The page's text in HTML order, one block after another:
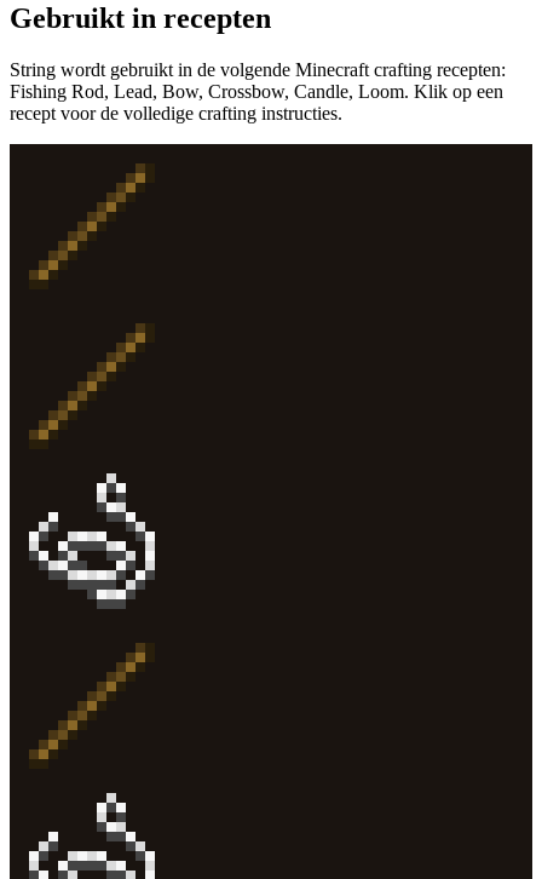
Gebruikt in recepten
String wordt gebruikt in de volgende Minecraft crafting recepten:
Fishing Rod, Lead, Bow, Crossbow, Candle, Loom. Klik op een
recept voor de volledige crafting instructies.